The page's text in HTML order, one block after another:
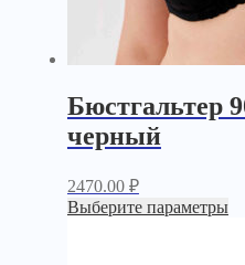
Бюстгальтер
черный
2470.00 ₽
Выберите параметры